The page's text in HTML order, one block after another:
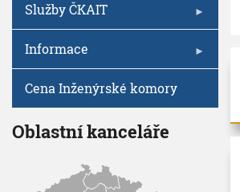
Služby ČKAIT
Informace
Cena Inženýrské komory
Oblastní kanceláře